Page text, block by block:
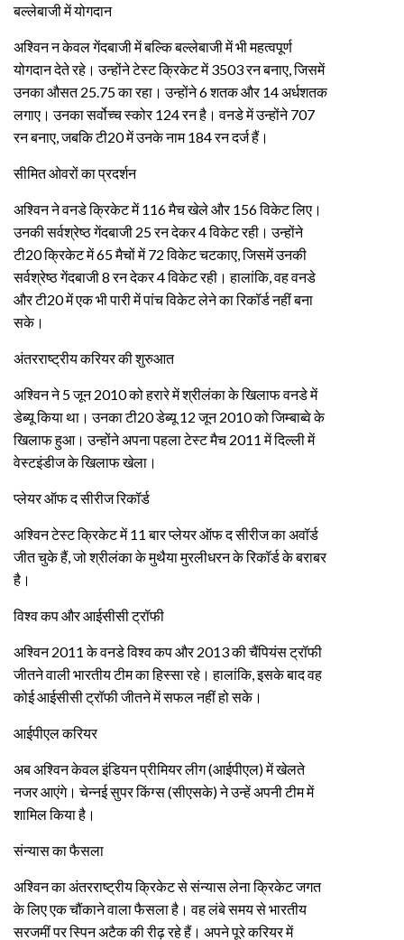
बल्लेबाजी में योगदान
अश्विन न केवल गेंदबाजी में बल्कि बल्लेबाजी में भी महत्वपूर्ण
योगदान देते रहे। उन्होंने टेस्ट क्रिकेट में 3503 रन बनाए, जिसमें
उनका औसत 25.75 का रहा। उन्होंने 6 शतक और 14 अर्धशतक
लगाए। उनका सर्वोच्च स्कोर 124 रन है। वनडे में उन्होंने 707
रन बनाए, जबकि टी20 में उनके नाम 184 रन दर्ज हैं।
सीमित ओवरों का प्रदर्शन
अश्विन ने वनडे क्रिकेट में 116 मैच खेले और 156 विकेट लिए।
उनकी सर्वश्रेष्ठ गेंदबाजी 25 रन देकर 4 विकेट रही। उन्होंने
टी20 क्रिकेट में 65 मैचों में 72 विकेट चटकाए, जिसमें उनकी
सर्वश्रेष्ठ गेंदबाजी 8 रन देकर 4 विकेट रही। हालांकि, वह वनडे
और टी20 में एक भी पारी में पांच विकेट लेने का रिकॉर्ड नहीं बना
सके।
अंतरराष्ट्रीय करियर की शुरुआत
अश्विन ने 5 जून 2010 को हरारे में श्रीलंका के खिलाफ वनडे में
डेब्यू किया था। उनका टी20 डेब्यू 12 जून 2010 को जिम्बाब्वे के
खिलाफ हुआ। उन्होंने अपना पहला टेस्ट मैच 2011 में दिल्ली में
वेस्टइंडीज के खिलाफ खेला।
प्लेयर ऑफ द सीरीज रिकॉर्ड
अश्विन टेस्ट क्रिकेट में 11 बार प्लेयर ऑफ द सीरीज का अवॉर्ड
जीत चुके हैं, जो श्रीलंका के मुथैया मुरलीधरन के रिकॉर्ड के बराबर
है।
विश्व कप और आईसीसी ट्रॉफी
अश्विन 2011 के वनडे विश्व कप और 2013 की चैंपियंस ट्रॉफी
जीतने वाली भारतीय टीम का हिस्सा रहे। हालांकि, इसके बाद वह
कोई आईसीसी ट्रॉफी जीतने में सफल नहीं हो सके।
आईपीएल करियर
अब अश्विन केवल इंडियन प्रीमियर लीग (आईपीएल) में खेलते
नजर आएंगे। चेन्नई सुपर किंग्स (सीएसके) ने उन्हें अपनी टीम में
शामिल किया है।
संन्यास का फैसला
अश्विन का अंतरराष्ट्रीय क्रिकेट से संन्यास लेना क्रिकेट जगत
के लिए एक चौंकाने वाला फैसला है। वह लंबे समय से भारतीय
सरजमीं पर स्पिन अटैक की रीढ़ रहे हैं। अपने पूरे करियर में